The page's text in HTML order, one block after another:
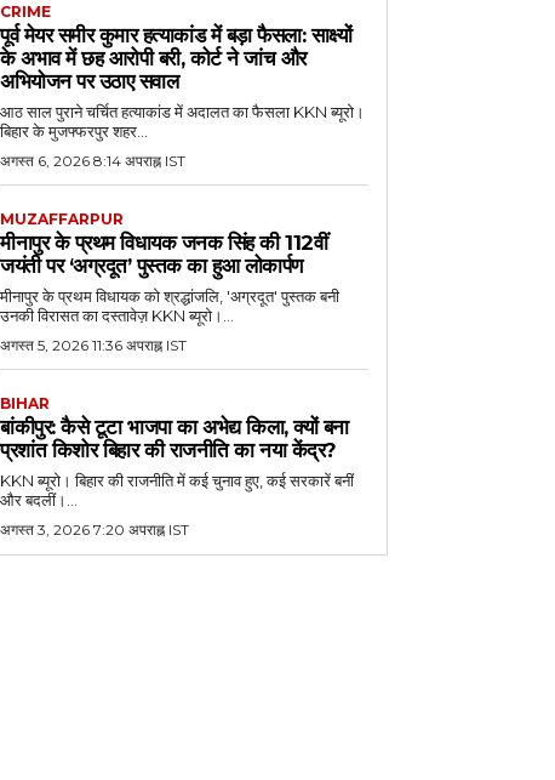
CRIME
पूर्व मेयर समीर कुमार हत्याकांड में बड़ा फैसला: साक्ष्यों
के अभाव में छह आरोपी बरी, कोर्ट ने जांच और
अभियोजन पर उठाए सवाल
आठ साल पुराने चर्चित हत्याकांड में अदालत का फैसला KKN ब्यूरो।
बिहार के मुजफ्फरपुर शहर...
अगस्त 6, 2026 8:14 अपराह्न IST
MUZAFFARPUR
मीनापुर के प्रथम विधायक जनक सिंह की 112वीं
जयंती पर ‘अग्रदूत’ पुस्तक का हुआ लोकार्पण
मीनापुर के प्रथम विधायक को श्रद्धांजलि, 'अग्रदूत' पुस्तक बनी
उनकी विरासत का दस्तावेज़ KKN ब्यूरो।...
अगस्त 5, 2026 11:36 अपराह्न IST
BIHAR
बांकीपुर: कैसे टूटा भाजपा का अभेद्य किला, क्यों बना
प्रशांत किशोर बिहार की राजनीति का नया केंद्र?
KKN ब्यूरो। बिहार की राजनीति में कई चुनाव हुए, कई सरकारें बनीं
और बदलीं।...
अगस्त 3, 2026 7:20 अपराह्न IST